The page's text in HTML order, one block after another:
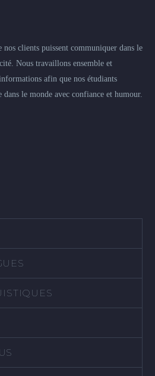
clients puissent communiquer dans le
Nous travaillons ensemble et
afin que nos étudiants
dans le monde avec confiance et humour.